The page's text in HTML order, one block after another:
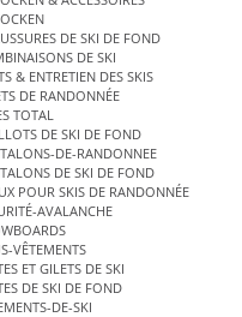
DE SKI DE FOND
DE SKI
& ENTRETIEN DES SKIS
DE RANDONNÉE
TOTAL
DE SKI DE FOND
DE-RANDONNEE
DE SKI DE FOND
POUR SKIS DE RANDONNÉE
AVALANCHE
VÊTEMENTS
ET GILETS DE SKI
DE SKI DE FOND
DE-SKI